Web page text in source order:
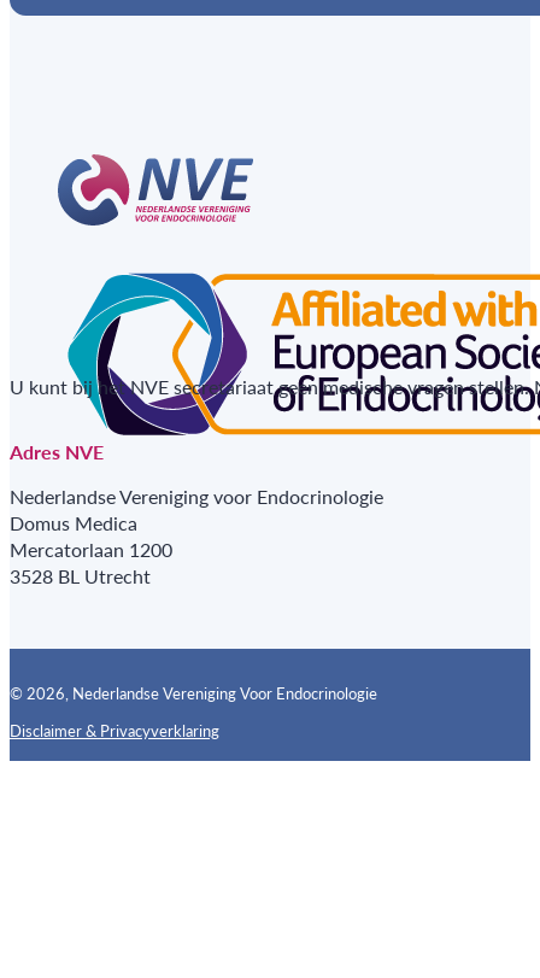
U kunt bij het NVE secretariaat geen medische vragen
Adres NVE
Nederlandse Vereniging voor Endocrinologie
Domus Medica
Mercatorlaan 1200
3528 BL Utrecht
© 2026, Nederlandse Vereniging Voor Endocrinologie
Disclaimer & PrivacyverklaringFollow us on X